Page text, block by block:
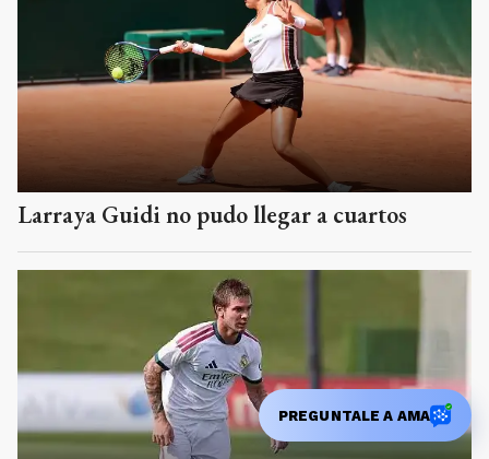
Larraya Guidi no pudo llegar a cuartos
PREGUNTALE A AMA